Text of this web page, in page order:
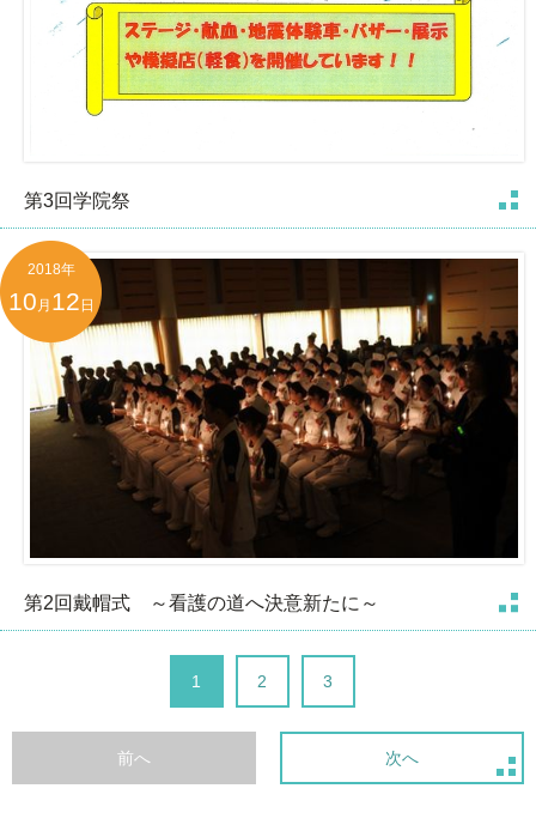
第3回学院祭
2018年
10 月 12 日
第2回戴帽式 ～看護の道へ決意新たに～
1 2 3
前へ 次へ